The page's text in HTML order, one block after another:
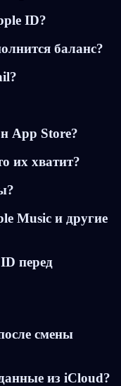
ID?
баланс?
App Store?
их хватит?
Music и другие
перед
смены
из iCloud?